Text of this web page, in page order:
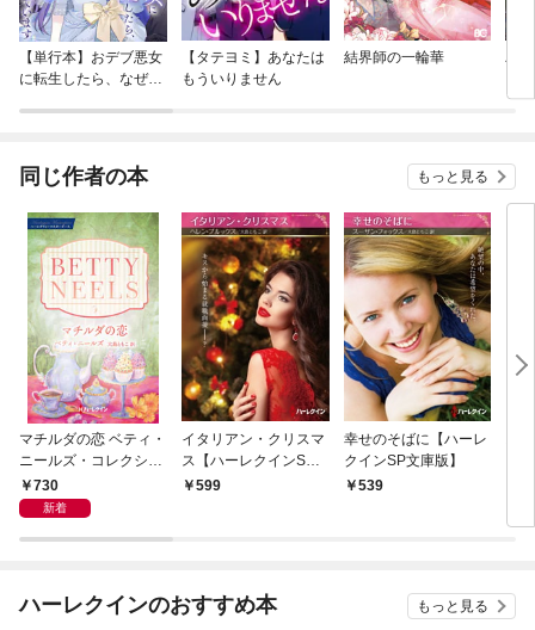
【単行本】おデブ悪女
に転生したら、なぜか
【タテヨミ】あなたは
もういりません
結界師の一輪華
バ
今
同じ作者の本 もっと見る
マチルダの恋 ベティ・
ニールズ・コレクショ
ン【ハーレクイン・マ
スターピース版】
730
新着
イタリアン・クリスマ
ス【ハーレクインSP
文庫版】
599
幸せのそばに【ハーレ
クインSP文庫版】
539
ハーレクインのおすすめ本 もっと見る